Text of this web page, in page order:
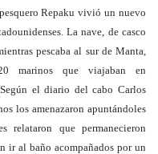
Repaku vivió un nuevo
La nave, de casco
pescaba al sur de Manta,
marinos que viajaban en
el diario del cabo Carlos
los amenazaron apuntándoles
relataron que permanecieron
ir al baño acompañados por un